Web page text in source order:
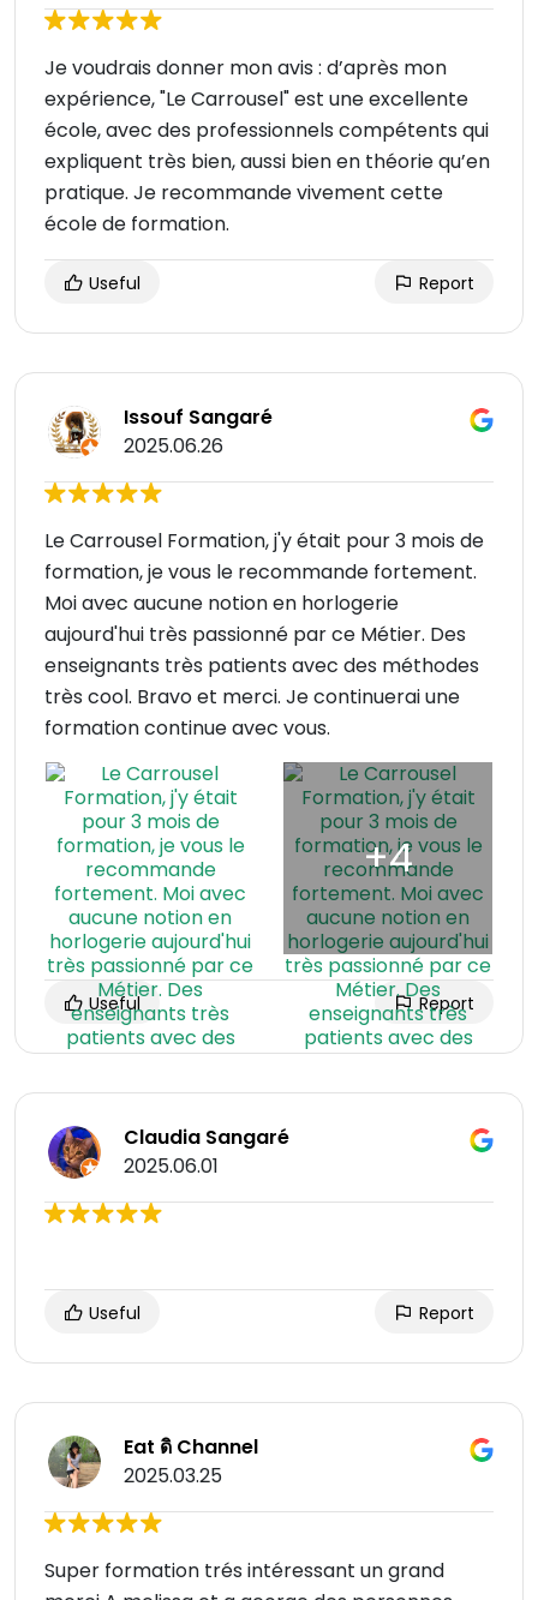
Je voudrais donner mon avis : d’après mon
expérience, "Le Carrousel" est une excellente
école, avec des professionnels compétents qui
expliquent très bien, aussi bien en théorie qu’en
pratique. Je recommande vivement cette
école de formation.
Useful Report
Issouf Sangaré
2025.06.26
Le Carrousel Formation, j'y était pour 3 mois de
formation, je vous le recommande fortement.
Moi avec aucune notion en horlogerie
aujourd'hui très passionné par ce Métier. Des
enseignants très patients avec des méthodes
très cool. Bravo et merci. Je continuerai une
formation continue avec vous.
Useful Report
Claudia Sangaré
2025.06.01
Useful Report
Eat ดิ Channel
2025.03.25
Super formation trés intéressant un grand